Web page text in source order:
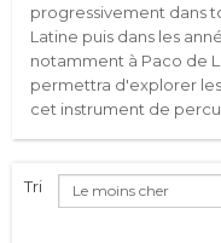
progressivement dans
Latine puis dans les
notamment à Paco de
permettra d'explorer
cet instrument de
Tri Le moins cher